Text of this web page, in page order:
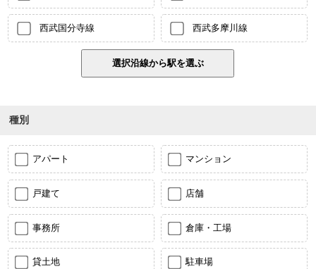
西武国分寺線 西武多摩川線
種別
アパート マンション
戸建て 店舗
事務所 倉庫・工場
貸土地 駐車場